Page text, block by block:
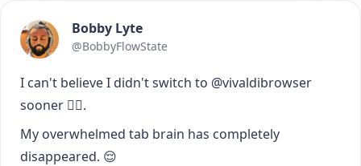
Bobby Lyte
@BobbyFlowState
I can't believe I didn't switch to @vivaldibrowser
sooner 🤦‍♂️.
My overwhelmed tab brain has completely
disappeared. 😌